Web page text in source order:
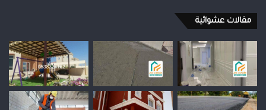
مقالات عشوائية